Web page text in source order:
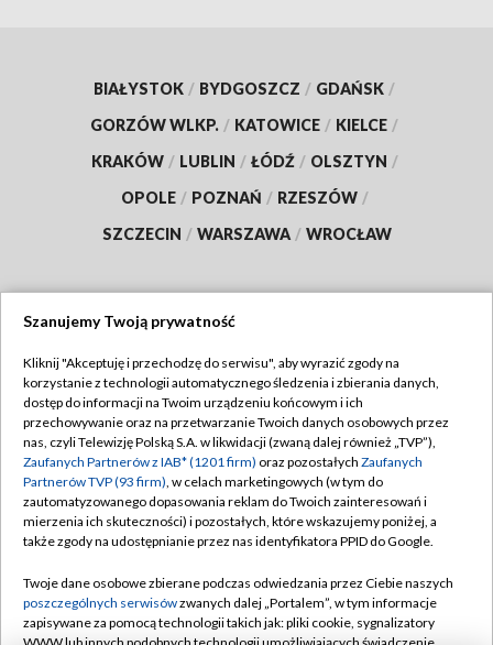
BIAŁYSTOK / BYDGOSZCZ / GDAŃSK /
GORZÓW WLKP. / KATOWICE / KIELCE /
KRAKÓW / LUBLIN / ŁÓDŹ / OLSZTYN /
OPOLE / POZNAŃ / RZESZÓW /
SZCZECIN / WARSZAWA / WROCŁAW
TVP
Abonament TVP
Emisja w TVP
Centrum informacji TVP
Naziemna Telewizja Cyfrowa
Rada Programowa
System NOS
Regulamin TVP
Polityka prywatności
Moje zgody
Pomoc
Kontakt
Szanujemy Twoją prywatność
Kliknij "Akceptuję i przechodzę do serwisu", aby wyrazić zgody na
korzystanie z technologii automatycznego śledzenia i zbierania danych,
dostęp do informacji na Twoim urządzeniu końcowym i ich
przechowywanie oraz na przetwarzanie Twoich danych osobowych przez
nas, czyli Telewizję Polską S.A. w likwidacji (zwaną dalej również „TVP”),
Zaufanych Partnerów z IAB* (1201 firm) oraz pozostałych Zaufanych
Partnerów TVP (93 firm), w celach marketingowych (w tym do
zautomatyzowanego dopasowania reklam do Twoich zainteresowań i
mierzenia ich skuteczności) i pozostałych, które wskazujemy poniżej, a
także zgody na udostępnianie przez nas identyfikatora PPID do Google.
Twoje dane osobowe zbierane podczas odwiedzania przez Ciebie naszych
poszczególnych serwisówzwanych dalej „Portalem”, w tym informacje
zapisywane za pomocą technologii takich jak: pliki cookie, sygnalizatory